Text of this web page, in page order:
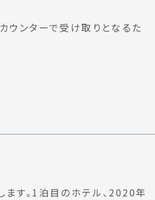
ンターで受け取りとなるた
す。1泊目のホテル、2020年